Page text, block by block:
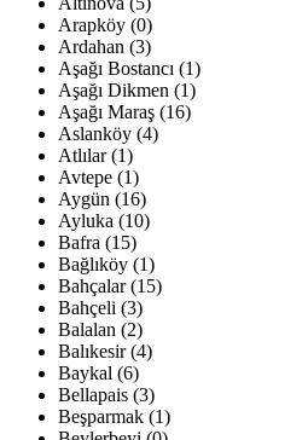
Arapköy (0)
Ardahan (3)
Aşağı Bostancı (1)
Aşağı Dikmen (1)
Aşağı Maraş (16)
Aslanköy (4)
Atlılar (1)
Avtepe (1)
Aygün (16)
Ayluka (10)
Bafra (15)
Bağlıköy (1)
Bahçalar (15)
Bahçeli (3)
Balalan (2)
Balıkesir (4)
Baykal (6)
Bellapais (3)
Beşparmak (1)